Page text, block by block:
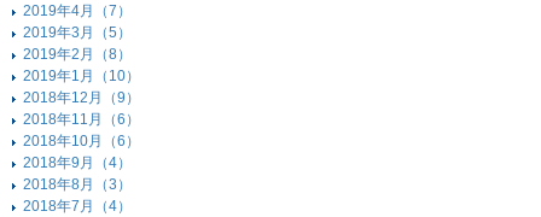
2019年4月（7）
2019年3月（5）
2019年2月（8）
2019年1月（10）
2018年12月（9）
2018年11月（6）
2018年10月（6）
2018年9月（4）
2018年8月（3）
2018年7月（4）